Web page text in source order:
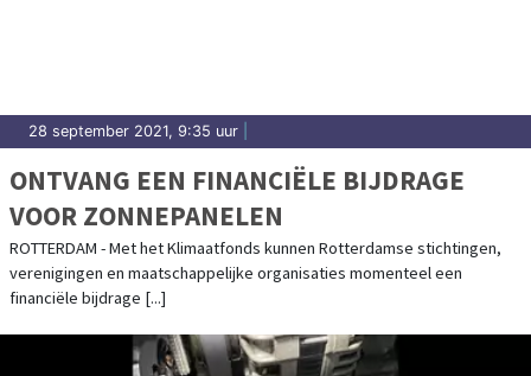
28 september 2021, 9:35 uur
ONTVANG EEN FINANCIËLE BIJDRAGE
VOOR ZONNEPANELEN
ROTTERDAM - Met het Klimaatfonds kunnen Rotterdamse stichtingen,
verenigingen en maatschappelijke organisaties momenteel een
financiële bijdrage [...]